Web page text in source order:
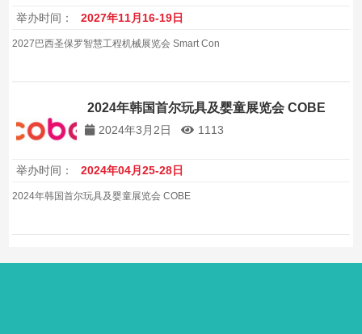
举办时间：
2027年11月16-19日
2027巴西圣保罗智慧工程机械展览会 Smart Con
2024年韩国首尔玩具及婴童展览会 COBE
2024年3月2日 1113
举办时间： 2024年04月25-28日
2024年韩国首尔玩具及婴童展览会 COBE